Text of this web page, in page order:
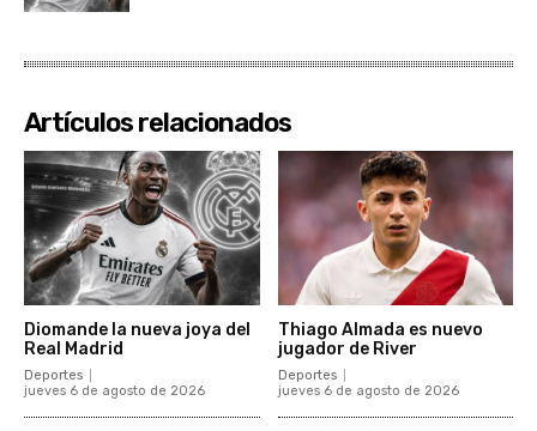
Artículos relacionados
Diomande la nueva joya del
Real Madrid
Deportes
jueves 6 de agosto de 2026
Thiago Almada es nuevo
jugador de River
Deportes
jueves 6 de agosto de 2026